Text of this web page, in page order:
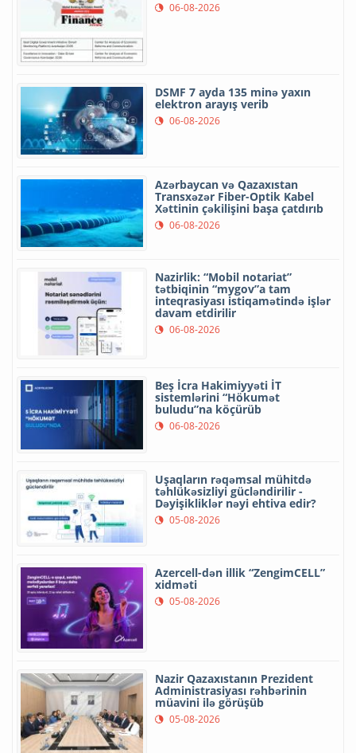
06-08-2026
DSMF 7 ayda 135 minə yaxın
elektron arayış verib
06-08-2026
Azərbaycan və Qazaxıstan
Transxəzər Fiber-Optik Kabel
Xəttinin çəkilişini başa çatdırıb
06-08-2026
Nazirlik: “Mobil notariat”
tətbiqinin “mygov”a tam
inteqrasiyası istiqamətində işlər
davam etdirilir
06-08-2026
Beş İcra Hakimiyyəti İT
sistemlərini “Hökumət
buludu”na köçürüb
06-08-2026
Uşaqların rəqəmsal mühitdə
təhlükəsizliyi gücləndirilir -
Dəyişikliklər nəyi ehtiva edir?
05-08-2026
Azercell-dən illik “ZengimCELL”
xidməti
05-08-2026
Nazir Qazaxıstanın Prezident
Administrasiyası rəhbərinin
müavini ilə görüşüb
05-08-2026